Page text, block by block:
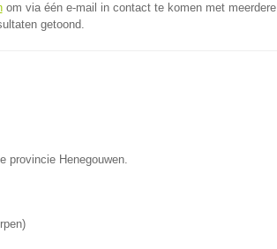
om via één e-mail in contact te komen met meerdere
getoond.
provincie Henegouwen.
)